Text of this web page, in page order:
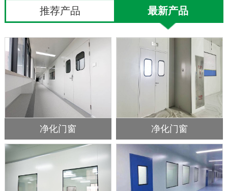
推荐产品 最新产品
净化门窗 净化门窗